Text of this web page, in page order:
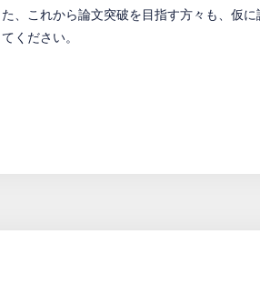
、これから論文突破を目指す方々も、仮
ください。